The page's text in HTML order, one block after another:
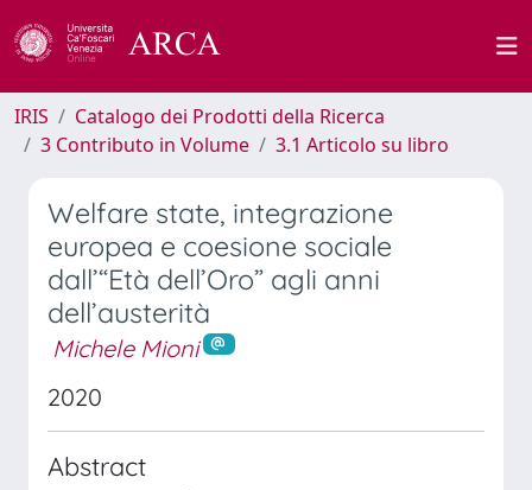
IRIS
Catalogo dei Prodotti della Ricerca
3 Contributo in Volume
3.1 Articolo su libro
Welfare state, integrazione
europea e coesione sociale
dall’“Età dell’Oro” agli anni
dell’austerità
Michele Mioni
2020
Abstract